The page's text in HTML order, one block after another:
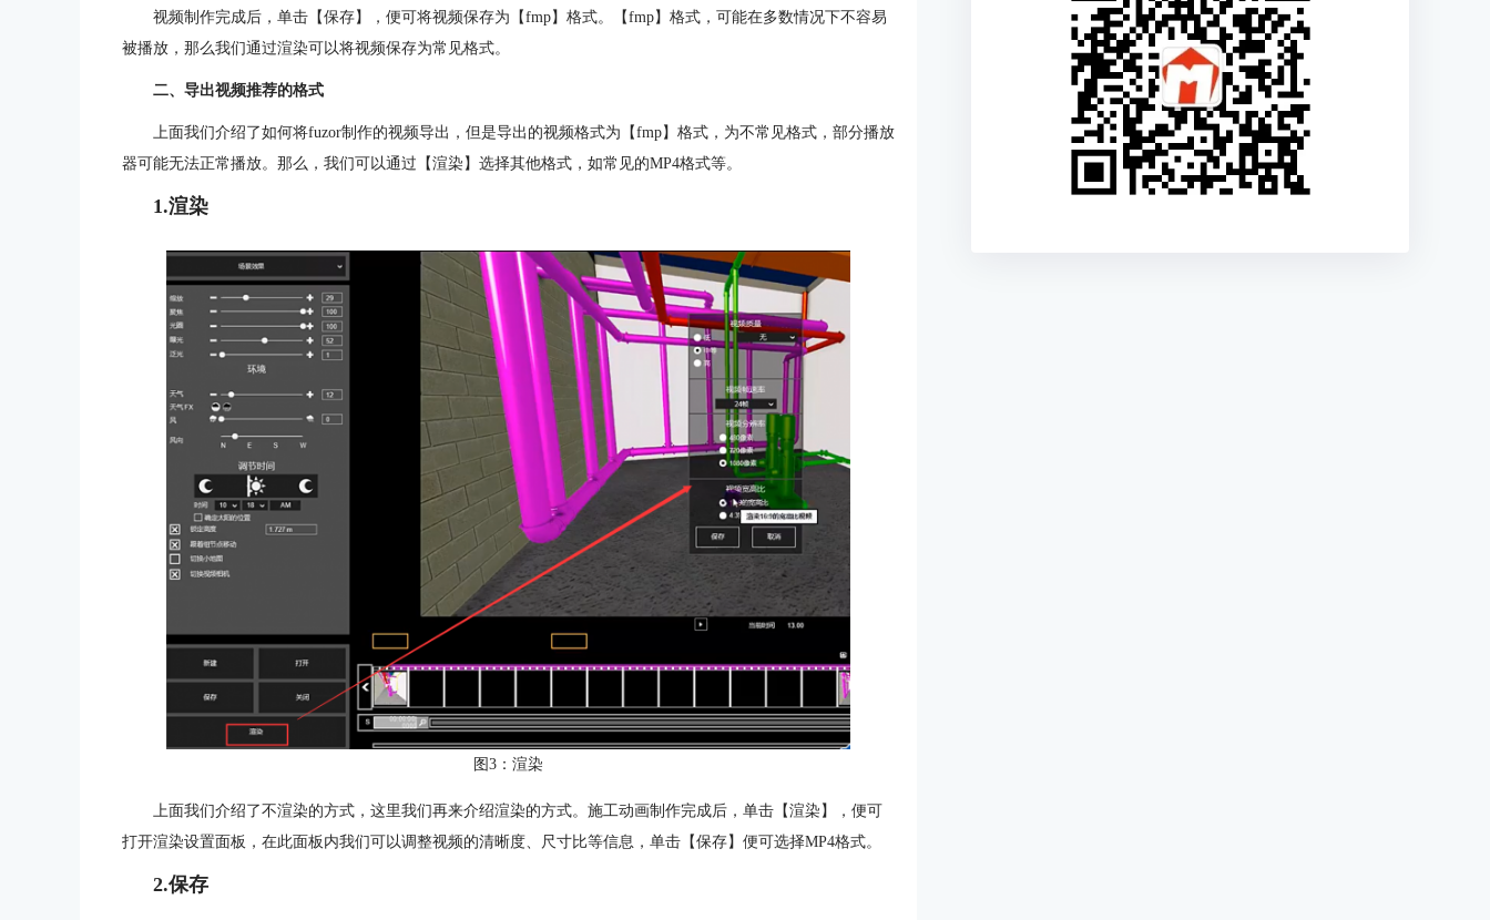
视频制作完成后，单击【保存】，便可将视频保存为【fmp】格式。【fmp】格式，可能在多数情况下不容易
被播放，那么我们通过渲染可以将视频保存为常见格式。
二、导出视频推荐的格式
上面我们介绍了如何将fuzor制作的视频导出，但是导出的视频格式为【fmp】格式，为不常见格式，部分播放
器可能无法正常播放。那么，我们可以通过【渲染】选择其他格式，如常见的MP4格式等。
1.渲染
图3：渲染
上面我们介绍了不渲染的方式，这里我们再来介绍渲染的方式。施工动画制作完成后，单击【渲染】，便可
打开渲染设置面板，在此面板内我们可以调整视频的清晰度、尺寸比等信息，单击【保存】便可选择MP4格式。
2.保存